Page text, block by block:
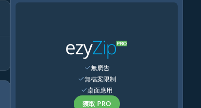
無廣告
無檔案限制
桌面應用
獲取 PRO